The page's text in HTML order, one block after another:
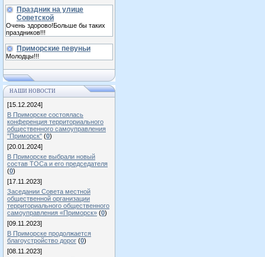
Праздник на улице
Советской
Очень здорово!Больше бы таких
праздников!!!
Приморские певуньи
Молодцы!!!
НАШИ НОВОСТИ
[15.12.2024]
В Приморске состоялась
конференция территориального
общественного самоуправления
"Приморск" (0)
[20.01.2024]
В Приморске выбрали новый
состав ТОСа и его председателя
(0)
[17.11.2023]
Заседании Совета местной
общественной организации
территориального общественного
самоуправления «Приморск» (0)
[09.11.2023]
В Приморске продолжается
благоустройство дорог (0)
[08.11.2023]